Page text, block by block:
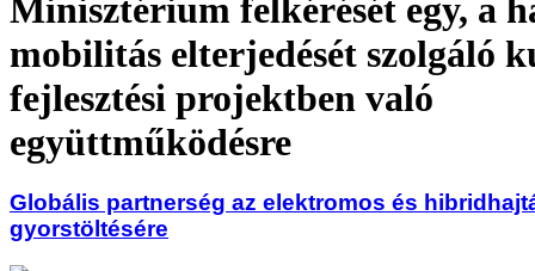
Minisztérium felkérését egy, a
mobilitás elterjedését szolgáló
fejlesztési projektben való
együttműködésre
Globális partnerség az elektromos és
gyorstöltésére